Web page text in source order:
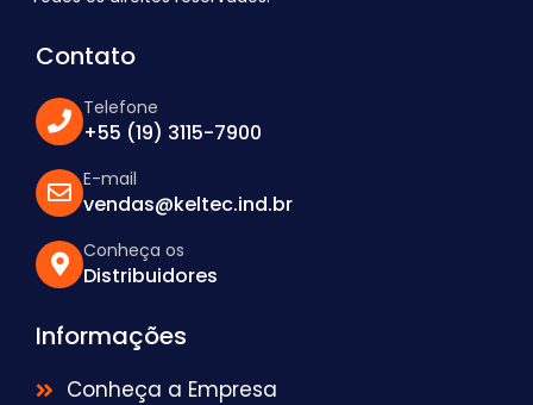
Contato
Telefone
+55 (19) 3115-7900
E-mail
vendas@keltec.ind.br
Conheça os
Distribuidores
Informações
Conheça a Empresa